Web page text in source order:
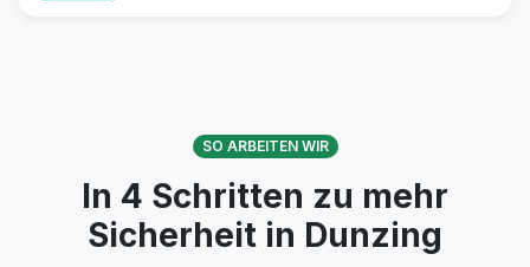
SO ARBEITEN WIR
In 4 Schritten zu mehr
Sicherheit in Dunzing